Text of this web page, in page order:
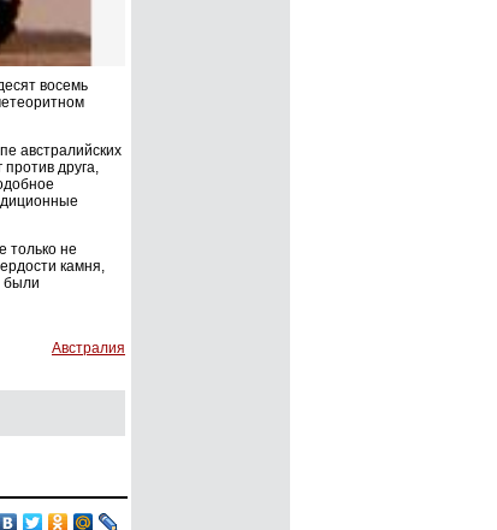
восемь
австралийских
друга,
только не
камня,
были
Австралия